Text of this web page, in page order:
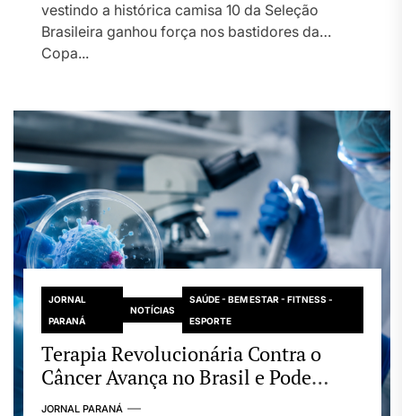
vestindo a histórica camisa 10 da Seleção
Brasileira ganhou força nos bastidores da
Copa...
JORNAL
PARANÁ
NOTÍCIAS
SAÚDE - BEM ESTAR - FITNESS -
ESPORTE
Terapia Revolucionária Contra o
Câncer Avança no Brasil e Pode
Transformar Tratamento de Doenças
JORNAL PARANÁ